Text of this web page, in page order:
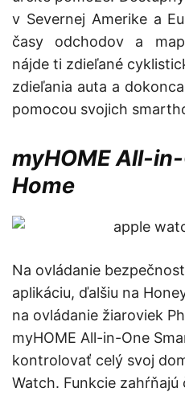
v Severnej Amerike a
časy odchodov a
nájde ti zdieľané
zdieľania auta a
pomocou svojich
myHOME All-
Home
Na ovládanie
aplikáciu, ďalšiu na
na ovládanie žiaroviek
myHOME All-in-One
kontrolovať celý svoj
Watch. Funkcie zahŕňajú